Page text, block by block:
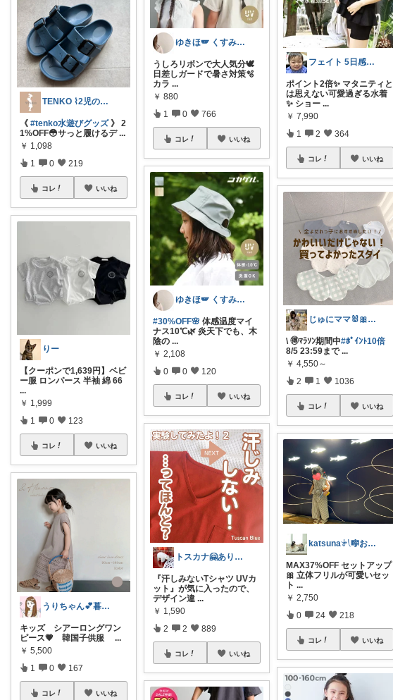
TENKO ⌇2児のママ＊暮らしを便利に
《 #tenko水遊びグッズ》 2
1%OFF😳サっと履けるデ ...
￥ 1,098
1 0 219
コレ いいね
りー
【クーポンで1,639円】ベビ
ー服 ロンパース 半袖 綿 66
...
￥ 1,999
1 0 123
コレ いいね
うりちゃん💕暮らし🏡キッズ👶ママ
キッズ シアーロングワン
ピース💗 韓国子供服 ...
￥ 5,500
1 0 167
コレ いいね
ゆきほ🪽 くすみカラー×小学生ママ
うしろリボンで大人気分🕊️
日差しガードで暑さ対策🫧
カラ ...
￥ 880
1 0 766
コレ いいね
ゆきほ🪽 くすみカラー×小学生ママ
#30%OFF🌸 体感温度マイ
ナス10℃🌿 炎天下でも、木
陰の ...
￥ 2,108
0 0 120
コレ いいね
トスカナ🤗ありがとうございます💕
『汗しみないTシャツ UVカ
ット』が気に入ったので、
デザイン違 ...
￥ 1,590
2 2 889
コレ いいね
フェイト 5日感謝です😊
ポイント2倍✨ マタニティと
は思えない可愛過ぎる水着
✨ ショー ...
￥ 7,990
1 2 364
コレ いいね
じゅにママ🐰🎀2yboyワーママ
\ 🉐ﾏﾗｿﾝ期間中#ﾎﾟｲﾝﾄ10倍
8/5 23:59まで ...
￥ 4,550～
2 1 1036
コレ いいね
katsuna𓍯🎼お返事遅れます🐢
MAX37%OFF セットアップ
🎀 立体フリルが可愛いセッ
ト ...
￥ 2,750
0 24 218
コレ いいね